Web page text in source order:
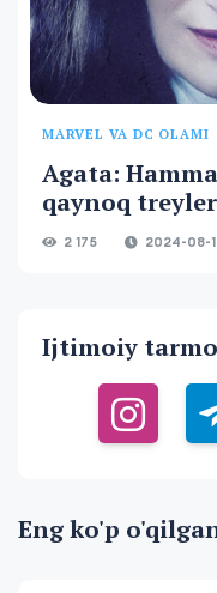
MARVEL VA DC OLAMI
Agata:
qaynoq treyler
2 175 2024-08-
Ijtimoiy
Eng ko'p